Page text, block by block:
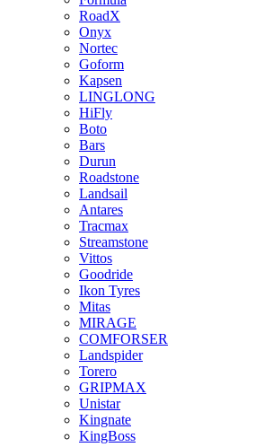
RoadX
Onyx
Nortec
Goform
Kapsen
LINGLONG
HiFly
Boto
Bars
Durun
Roadstone
Landsail
Antares
Tracmax
Streamstone
Vittos
Goodride
Ikon Tyres
Mitas
MIRAGE
COMFORSER
Landspider
Torero
GRIPMAX
Unistar
Kingnate
KingBoss